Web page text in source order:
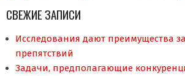
СВЕЖИЕ ЗАПИСИ
Исследования дают преимущества
препятствий
Задачи, предполагающие